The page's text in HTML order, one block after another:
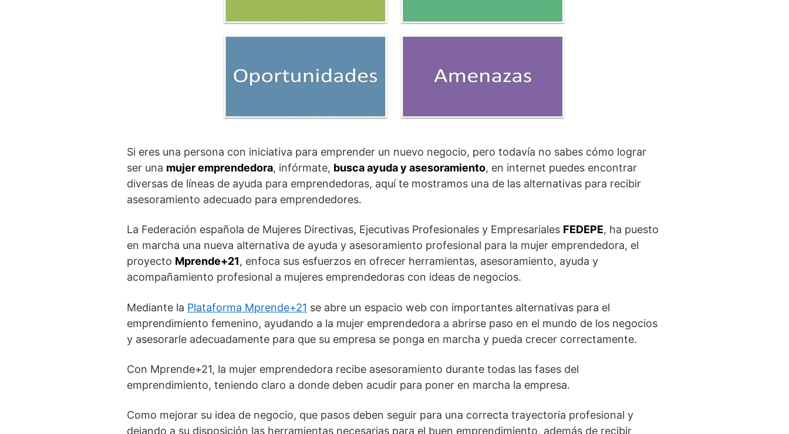
Si eres una persona con iniciativa para emprender un nuevo negocio, pero todavía no sabes cómo lograr
ser una mujer emprendedora, infórmate, busca ayuda y asesoramiento, en internet puedes encontrar
diversas de líneas de ayuda para emprendedoras, aquí te mostramos una de las alternativas para recibir
asesoramiento adecuado para emprendedores.
La Federación española de Mujeres Directivas, Ejecutivas Profesionales y Empresariales FEDEPE, ha puesto
en marcha una nueva alternativa de ayuda y asesoramiento profesional para la mujer emprendedora, el
proyecto Mprende+21, enfoca sus esfuerzos en ofrecer herramientas, asesoramiento, ayuda y
acompañamiento profesional a mujeres emprendedoras con ideas de negocios.
Mediante la Plataforma Mprende+21 se abre un espacio web con importantes alternativas para el
emprendimiento femenino, ayudando a la mujer emprendedora a abrirse paso en el mundo de los negocios
y asesorarle adecuadamente para que su empresa se ponga en marcha y pueda crecer correctamente.
Con Mprende+21, la mujer emprendedora recibe asesoramiento durante todas las fases del
emprendimiento, teniendo claro a donde deben acudir para poner en marcha la empresa.
Como mejorar su idea de negocio, que pasos deben seguir para una correcta trayectoria profesional y
dejando a su disposición las herramientas necesarias para el buen emprendimiento, además de recibir